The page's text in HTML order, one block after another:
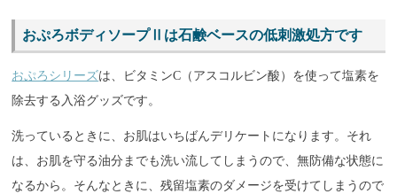
おぷろボディソープⅡは石鹸ベースの低刺激処方です
おぷろシリーズは、ビタミンC（アスコルビン酸）を使って塩素を
除去する入浴グッズです。
洗っているときに、お肌はいちばんデリケートになります。それ
は、お肌を守る油分までも洗い流してしまうので、無防備な状態に
なるから。そんなときに、残留塩素のダメージを受けてしまうので